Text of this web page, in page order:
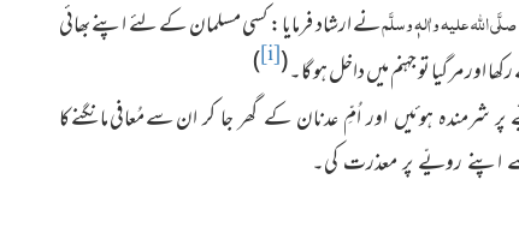
صلَّی اللہ علیہ واٰلہٖ وسلَّمنے ارشاد فرمایا : کسی مسلمان کے لئے اپنے بھائی
مر گیا تو جہنم میں داخل ہو گا۔(
[i]
)
شرمندہ ہوئیں اور اُمِّ عدنان کے گھر جا کر انسے مُعافی مانگنے کا
اپنے رویّے پر معذرت کی۔